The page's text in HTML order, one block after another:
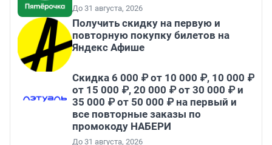
До 31 августа, 2026
Получить скидку на первую и
повторную покупку билетов на
Яндекс Афише
Скидка 6 000 ₽ от 10 000 ₽, 10 000 ₽
от 15 000 ₽, 20 000 ₽ от 30 000 ₽ и
35 000 ₽ от 50 000 ₽ на первый и
все повторные заказы по
промокоду НАБЕРИ
До 31 августа, 2026